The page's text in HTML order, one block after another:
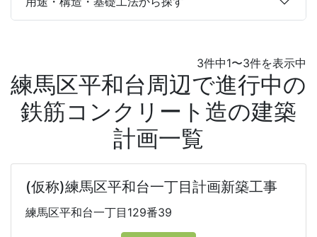
3件中1〜3件を表示中
練馬区平和台周辺で進行中の
鉄筋コンクリート造の建築
計画一覧
(仮称)練馬区平和台一丁目計画新築工事
練馬区平和台一丁目129番39